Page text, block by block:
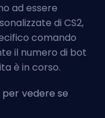
ad essere
di CS2,
comando
il numero di bot
è in corso.
vedere se